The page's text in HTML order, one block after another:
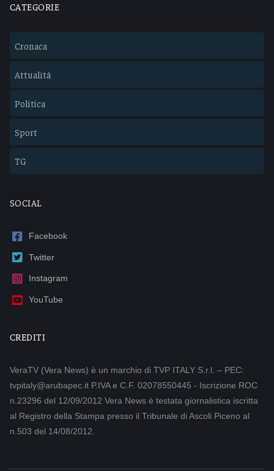
CATEGORIE
Cronaca
Attualità
Politica
Sport
TG
SOCIAL
Facebook
Twitter
Instagram
YouTube
CREDITI
VeraTV (Vera News) è un marchio di TVP ITALY S.r.l. – PEC:
tvpitaly@arubapec.it P.IVA e C.F. 02078550445 - Iscrizione ROC
n.23296 del 12/09/2012 Vera News è testata giornalistica iscritta
al Registro della Stampa presso il Tribunale di Ascoli Piceno al
n.503 del 14/08/2012.